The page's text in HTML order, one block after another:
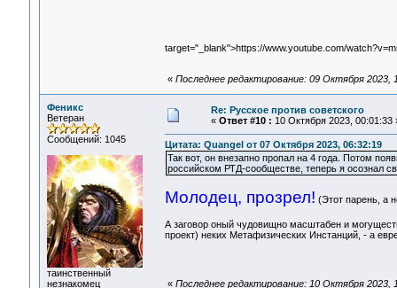
target="_blank">https://www.youtube.com/
« Последнее редактирование: 09 Октября 2023,
Феникс
Ветеран
Сообщений: 1045
таинственный
незнакомец
Re: Русское против советского
« Ответ #10 : 10 Октября 2023, 00:01:33
Цитата: Quangel от 07 Октября 2023, 06:32:19
Так вот, он внезапно пропал на 4 года. Потом
российском РТД-сообществе, теперь я осознал
Молодец, прозрел! (Этот парень, а
А заговор оный чудовищно масштабен и
проект) неких Метафизических Инстанций, - а
« Последнее редактирование: 10 Октября 2023,